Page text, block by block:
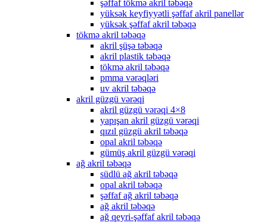
şəffaf tökmə akril təbəqə
yüksək keyfiyyətli şəffaf akril panellər
yüksək şəffaf akril təbəqə
tökmə akril təbəqə
akril şüşə təbəqə
akril plastik təbəqə
tökmə akril təbəqə
pmma vərəqləri
uv akril təbəqə
akril güzgü vərəqi
akril güzgü vərəqi 4×8
yapışan akril güzgü vərəqi
qızıl güzgü akril təbəqə
opal akril təbəqə
gümüş akril güzgü vərəqi
ağ akril təbəqə
südlü ağ akril təbəqə
opal akril təbəqə
şəffaf ağ akril təbəqə
ağ akril təbəqə
ağ qeyri-şəffaf akril təbəqə